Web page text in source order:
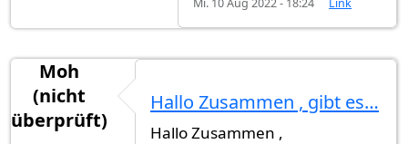
Moh
(nicht
überprüft)
Hallo Zusammen , gibt es…
Hallo Zusammen ,